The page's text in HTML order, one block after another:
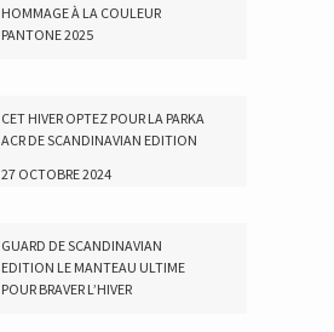
HOMMAGE À LA COULEUR
PANTONE 2025
CET HIVER OPTEZ POUR LA PARKA
ACR DE SCANDINAVIAN EDITION
27 OCTOBRE 2024
GUARD DE SCANDINAVIAN
EDITION LE MANTEAU ULTIME
POUR BRAVER L’HIVER